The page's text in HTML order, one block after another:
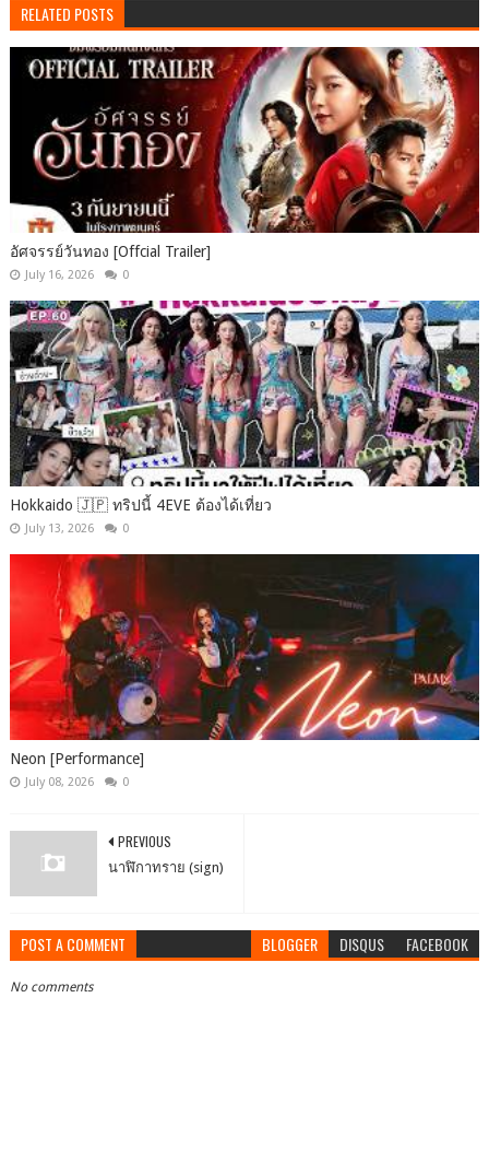
RELATED POSTS
อัศจรรย์วันทอง [Offcial Trailer]
July 16, 2026 0
Hokkaido 🇯🇵 ทริปนี้ 4EVE ต้องได้เที่ยว
July 13, 2026 0
Neon [Performance]
July 08, 2026 0
PREVIOUS
นาฬิกาทราย (sign)
POST A COMMENT BLOGGER DISQUS FACEBOOK
No comments